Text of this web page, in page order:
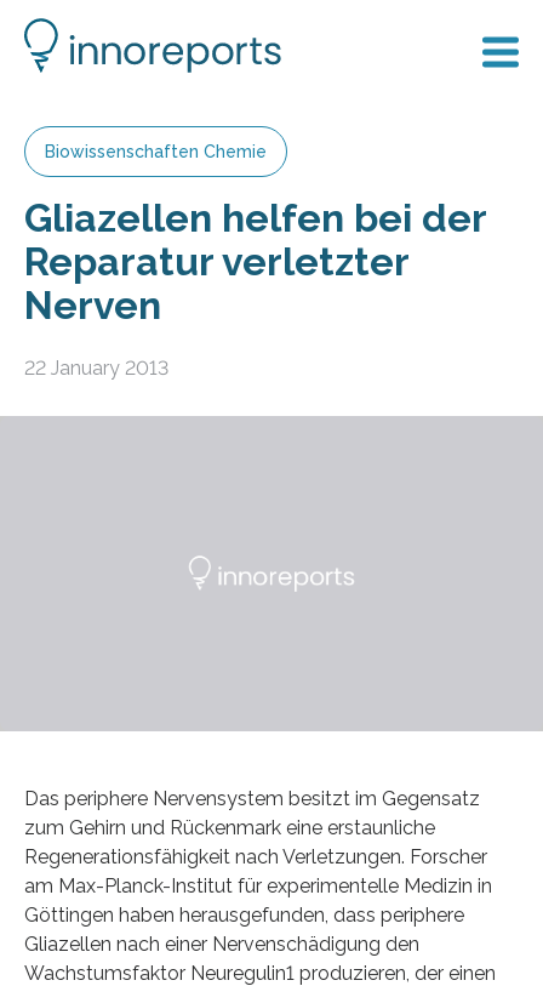
Biowissenschaften Chemie
Gliazellen helfen bei der
Reparatur verletzter
Nerven
22 January 2013
Das periphere Nervensystem besitzt im Gegensatz
zum Gehirn und Rückenmark eine erstaunliche
Regenerationsfähigkeit nach Verletzungen. Forscher
am Max-Planck-Institut für experimentelle Medizin in
Göttingen haben herausgefunden, dass periphere
Gliazellen nach einer Nervenschädigung den
Wachstumsfaktor Neuregulin1 produzieren, der einen